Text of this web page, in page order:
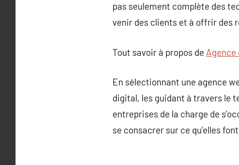
pas seulement complète des
venir des clients et à offrir des
Tout savoir à propos de
En sélectionnant une agence
digital, les guidant à travers le
entreprises de la charge de
se consacrer sur ce qu’elles